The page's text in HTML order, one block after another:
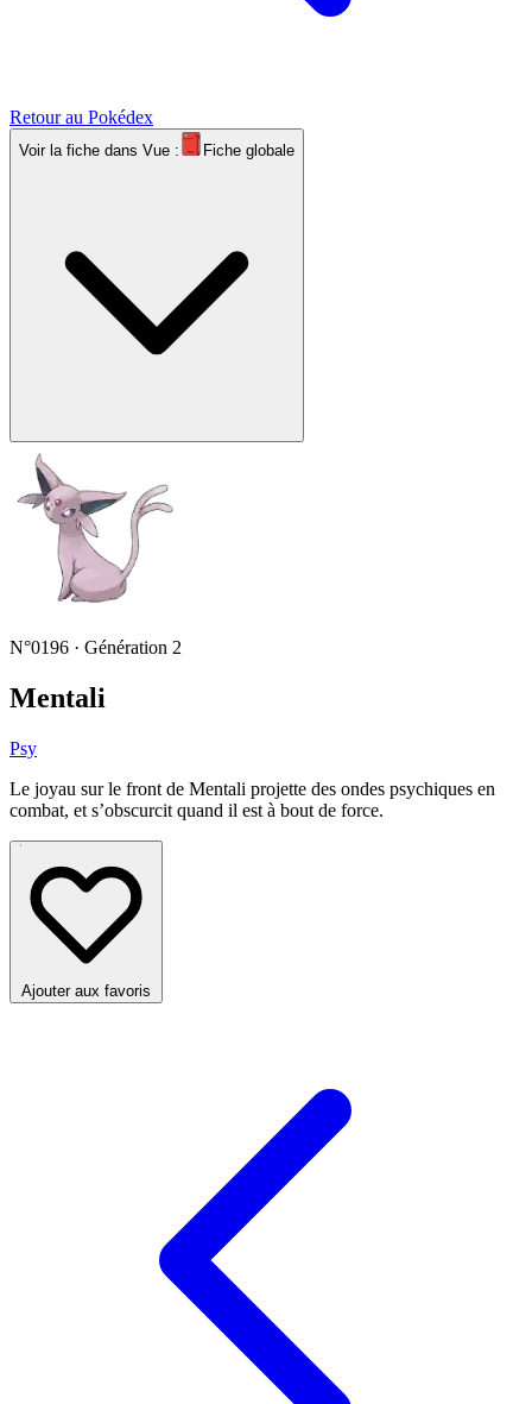
Retour au Pokédex
Voir la fiche dans Vue : Fiche globale
N°0196 · Génération 2
Mentali
Psy
Le joyau sur le front de Mentali projette des ondes psychiques en
combat, et s’obscurcit quand il est à bout de force.
Ajouter aux favoris